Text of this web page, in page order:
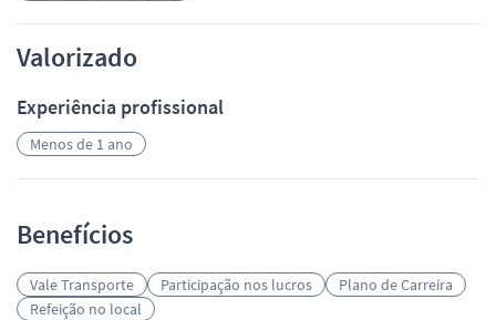
Valorizado
Experiência profissional
Menos de 1 ano
Benefícios
Vale Transporte Participação nos lucros
Plano de Carreira
Refeição no local